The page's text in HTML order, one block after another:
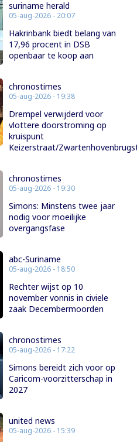
suriname herald
05-aug-2026 - 20:07
Hakrinbank biedt belang van
17,96 procent in DSB
openbaar te koop aan
chronostimes
05-aug-2026 - 19:38
Drempel verwijderd voor
vlottere doorstroming op
kruispunt
Keizerstraat/
chronostimes
05-aug-2026 - 19:30
Simons: Minstens twee jaar
nodig voor moeilijke
overgangsfase
abc-Suriname
05-aug-2026 - 18:50
Rechter wijst op 10
november vonnis in civiele
zaak Decembermoorden
chronostimes
05-aug-2026 - 17:22
Simons bereidt zich voor op
Caricom-voorzitterschap in
2027
united news
05-aug-2026 - 15:39